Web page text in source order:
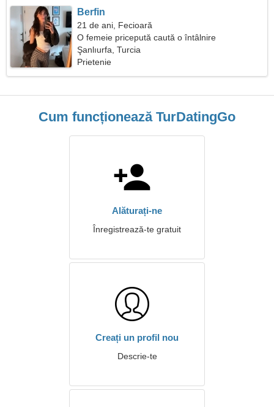
Berfin
21 de ani, Fecioară
O femeie pricepută caută o întâlnire
Şanlıurfa, Turcia
Prietenie
Cum funcționează TurDatingGo
Alăturați-ne
Înregistrează-te gratuit
Creați un profil nou
Descrie-te